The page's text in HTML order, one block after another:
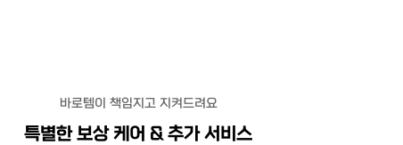
바로템이 책임지고 지켜드려요
특별한 보상 케어 & 추가 서비스